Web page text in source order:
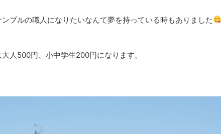
プルの職人になりたいなんて夢を持っている時もありました
人500円、小中学生200円になります。